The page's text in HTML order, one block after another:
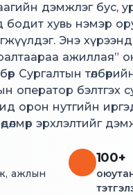
дэмжлэг бус, урт
бодит хувь нэмэр
Энэ хүрээнд
ажиллая”
Сургалтын төлбөрийн
бэлтгэх
орон нутгийн
эрхлэлтийг
ажлын
100+